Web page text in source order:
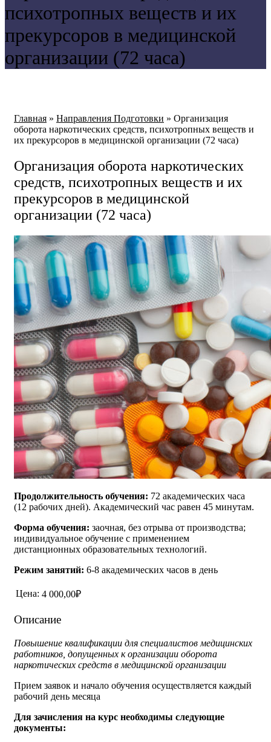
психотропных веществ и их
прекурсоров в медицинской
организации (72 часа)
Главная » Направления Подготовки » Организация
оборота наркотических средств, психотропных веществ и
их прекурсоров в медицинской организации (72 часа)
Организация оборота наркотических
средств, психотропных веществ и их
прекурсоров в медицинской
организации (72 часа)
Продолжительность обучения: 72 академических часа
(12 рабочих дней). Академический час равен 45 минутам.
Форма обучения: заочная, без отрыва от производства;
индивидуальное обучение с применением
дистанционных образовательных технологий.
Режим занятий: 6-8 академических часов в день
Цена: 4 000,00₽
Описание
Повышение квалификации для специалистов медицинских
работников, допущенных к организации оборота
наркотических средств в медицинской организации
Прием заявок и начало обучения осуществляется каждый
рабочий день месяца
Для зачисления на курс необходимы следующие
документы: